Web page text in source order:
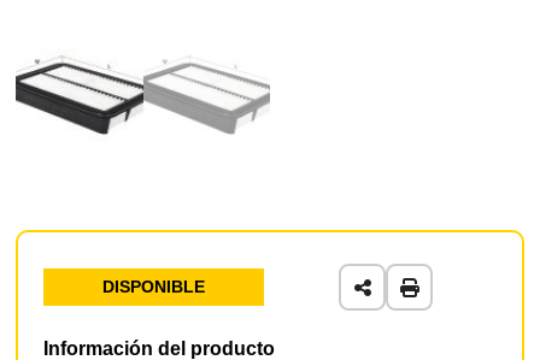
DISPONIBLE
Información del producto